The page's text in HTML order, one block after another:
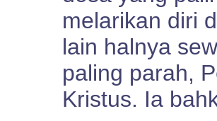
melarikan diri
lain halnya
paling parah,
Kristus. Ia